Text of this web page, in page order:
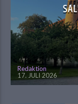
Redaktion
17. JULI 2026